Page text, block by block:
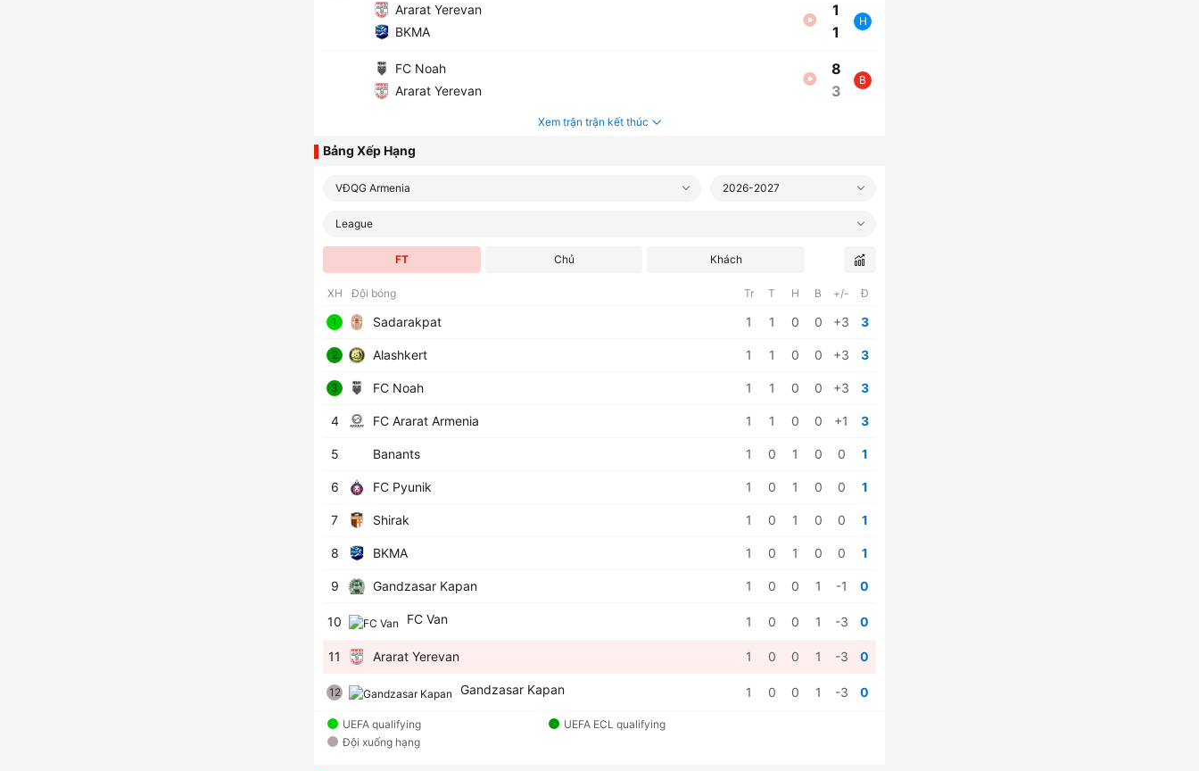
Ararat Yerevan
BKMA
1
1
H
FC Noah
Ararat Yerevan
8
3
B
Xem trận trận kết thúc
Bảng Xếp Hạng
VĐQG Armenia 2026-2027
League
FT Chủ Khách
XH Đội bóng Tr T H B +/- Đ
1 Sadarakpat 1 1 0 0 +3 3
2 Alashkert 1 1 0 0 +3 3
3 FC Noah 1 1 0 0 +3 3
4 FC Ararat Armenia 1 1 0 0 +1 3
5 Banants 1 0 1 0 0 1
6 FC Pyunik 1 0 1 0 0 1
7 Shirak 1 0 1 0 0 1
8 BKMA 1 0 1 0 0 1
9 Gandzasar Kapan 1 0 0 1 -1 0
10 FC Van 1 0 0 1 -3 0
11 Ararat Yerevan 1 0 0 1 -3 0
12 Gandzasar Kapan 1 0 0 1 -3 0
UEFA qualifying
UEFA ECL qualifying
Đội xuống hạng